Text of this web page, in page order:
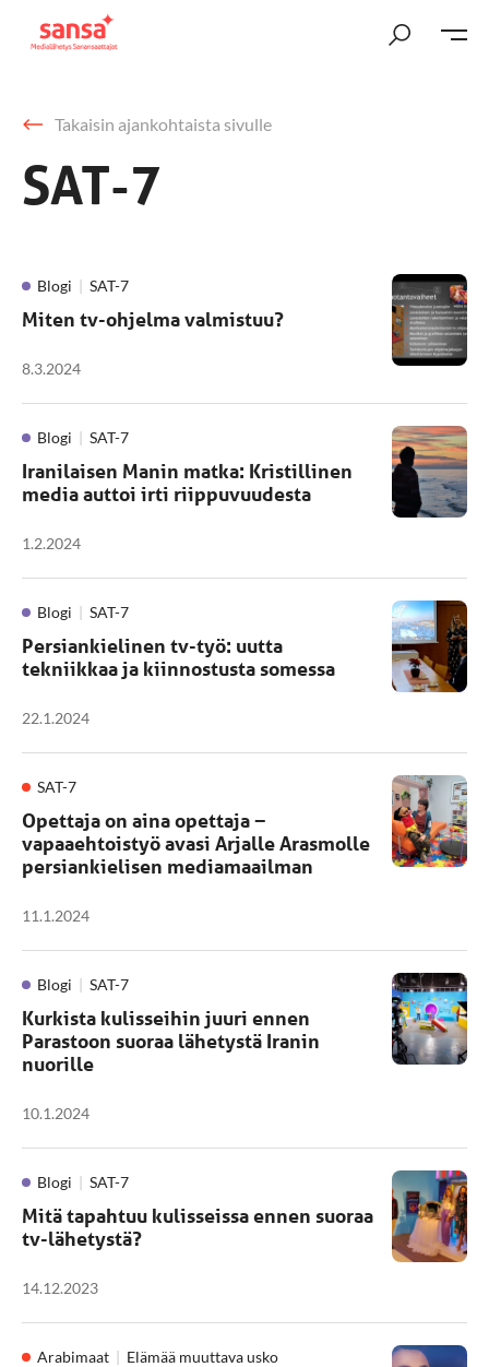
Takaisin ajankohtaista sivulle
SAT-7
Blogi SAT-7
Miten tv-ohjelma valmistuu?
8.3.2024
Blogi SAT-7
Iranilaisen Manin matka: Kristillinen
media auttoi irti riippuvuudesta
1.2.2024
Blogi SAT-7
Persiankielinen tv-työ: uutta
tekniikkaa ja kiinnostusta somessa
22.1.2024
SAT-7
Opettaja on aina opettaja −
vapaaehtoistyö avasi Arjalle Arasmolle
persiankielisen mediamaailman
11.1.2024
Blogi SAT-7
Kurkista kulisseihin juuri ennen
Parastoon suoraa lähetystä Iranin
nuorille
10.1.2024
Blogi SAT-7
Mitä tapahtuu kulisseissa ennen suoraa
tv-lähetystä?
14.12.2023
Arabimaat
Elämää muuttava usko